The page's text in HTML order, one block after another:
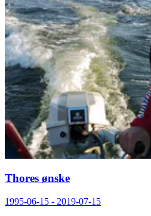
Thores ønske
1995-06-15 - 2019-07-15